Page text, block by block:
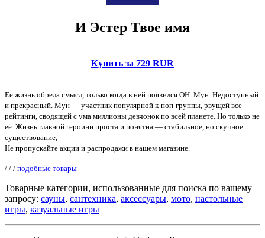
И Эстер Твое имя
Купить за 729 RUR
Ее жизнь обрела смысл, только когда в ней появился ОН. Мун. Недоступный
и прекрасный. Мун — участник популярной к-поп-группы, рвущей все
рейтинги, сводящей с ума миллионы девчонок по всей планете. Но только не
её. Жизнь главной героини проста и понятна — стабильное, но скучное
существование,
Не пропускайте акции и распродажи в нашем магазине.
/ / / подобные товары
Товарные категории, использованные для поиска по вашему
запросу: сауны, сантехника, аксессуары, мото, настольные
игры, казуальные игры